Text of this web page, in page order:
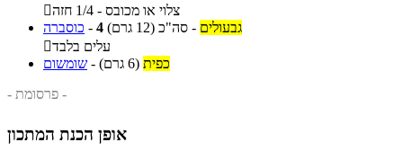

צלוי או מכובס - 1/4 חזה
כוסברה - 4 גבעולים - סה"כ (12 גרם)
עלים בלבד
שומשום - כפית (6 גרם)
- פרסומת -
אופן הכנת המתכון